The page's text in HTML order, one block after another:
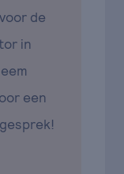
de
in
een